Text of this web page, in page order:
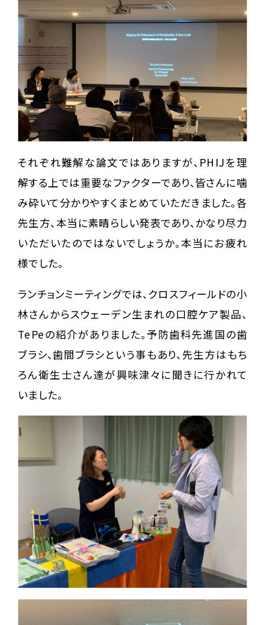
それぞれ難解な論文ではありますが、PHIJを理
解する上では重要なファクターであり、皆さんに噛
み砕いて分かりやすくまとめていただきました。各
先生方、本当に素晴らしい発表であり、かなり尽力
いただいたのではないでしょうか。本当にお疲れ
様でした。
ランチョンミーティングでは、クロスフィールドの小
林さんからスウェーデン生まれの口腔ケア製品、
TePeの紹介がありました。予防歯科先進国の歯
ブラシ、歯間ブラシという事もあり、先生方はもち
ろん衛生士さん達が興味津々に聞きに行かれて
いました。